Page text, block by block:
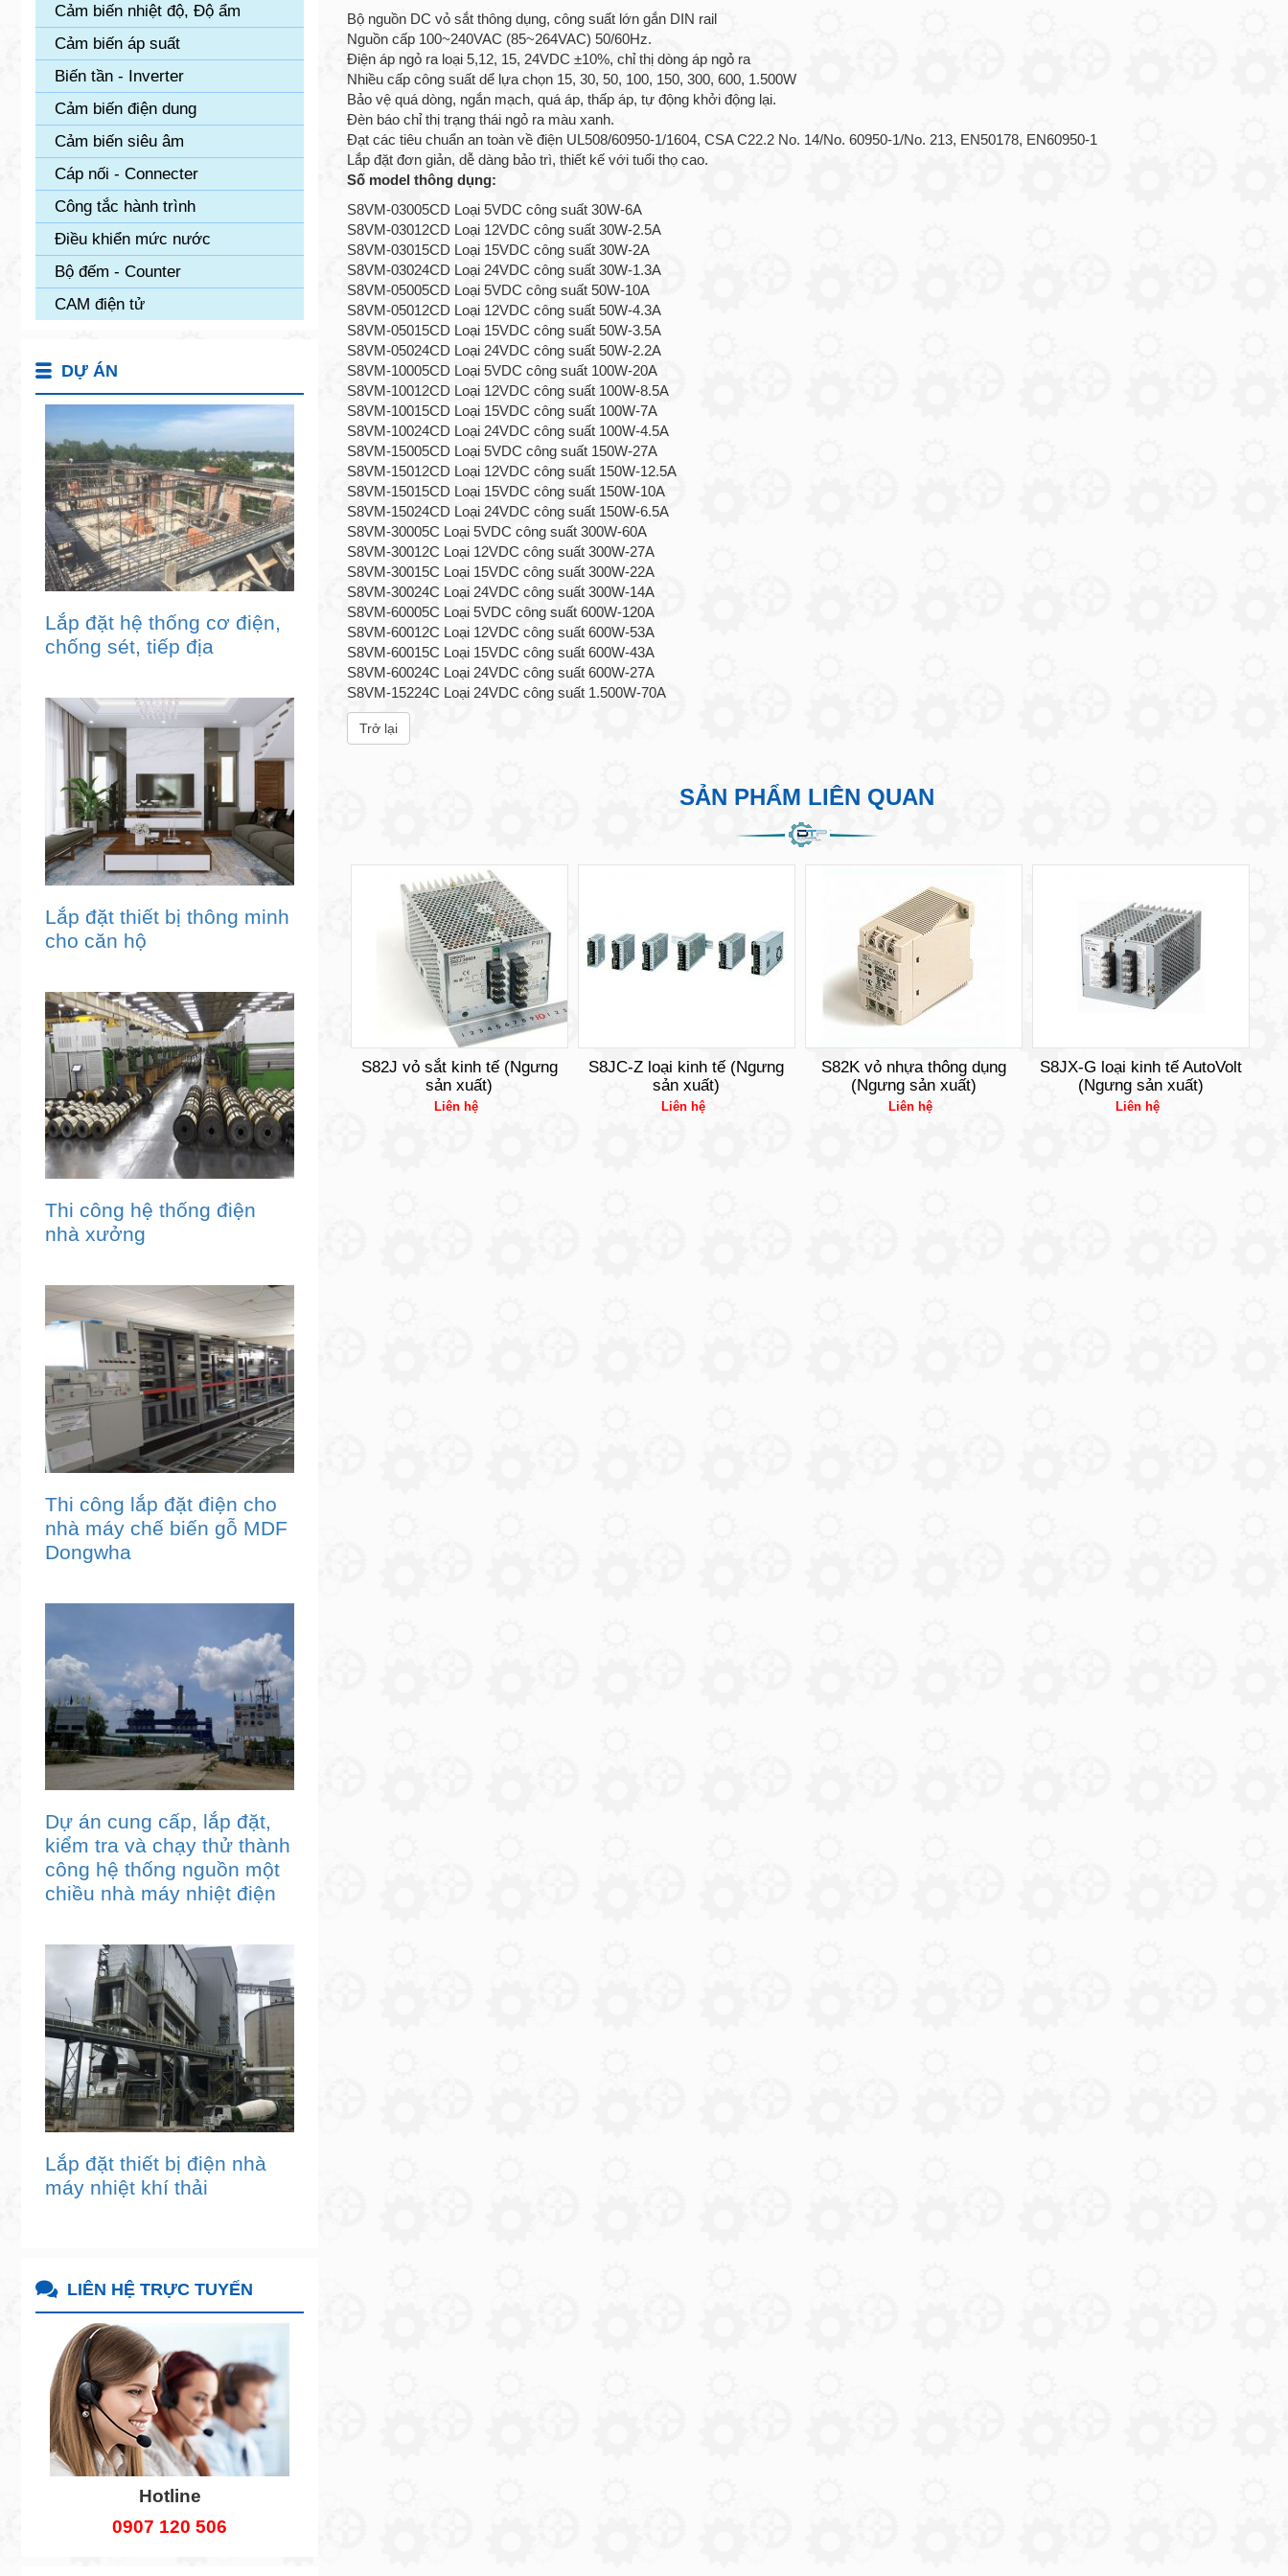
Bộ nguồn DC vỏ sắt thông dụng, công suất lớn gắn DIN rail
Nguồn cấp 100~240VAC (85~264VAC) 50/60Hz.
Điện áp ngỏ ra loại 5,12, 15, 24VDC ±10%, chỉ thị dòng áp ngỏ ra
Nhiều cấp công suất dể lựa chọn 15, 30, 50, 100, 150, 300, 600, 1.500W
Bảo vệ quá dòng, ngắn mạch, quá áp, thấp áp, tự động khởi động lại.
Đèn báo chỉ thị trạng thái ngỏ ra màu xanh.
Đạt các tiêu chuẩn an toàn về điện UL508/60950-1/1604, CSA C22.2 No. 14/No. 60950-1/No. 213, EN50178, EN60950-1
Lắp đặt đơn giản, dễ dàng bảo trì, thiết kế với tuổi thọ cao.
Số model thông dụng:
S8VM-03005CD Loại 5VDC công suất 30W-6A
S8VM-03012CD Loại 12VDC công suất 30W-2.5A
S8VM-03015CD Loại 15VDC công suất 30W-2A
S8VM-03024CD Loại 24VDC công suất 30W-1.3A
S8VM-05005CD Loại 5VDC công suất 50W-10A
S8VM-05012CD Loại 12VDC công suất 50W-4.3A
S8VM-05015CD Loại 15VDC công suất 50W-3.5A
S8VM-05024CD Loại 24VDC công suất 50W-2.2A
S8VM-10005CD Loại 5VDC công suất 100W-20A
S8VM-10012CD Loại 12VDC công suất 100W-8.5A
S8VM-10015CD Loại 15VDC công suất 100W-7A
S8VM-10024CD Loại 24VDC công suất 100W-4.5A
S8VM-15005CD Loại 5VDC công suất 150W-27A
S8VM-15012CD Loại 12VDC công suất 150W-12.5A
S8VM-15015CD Loại 15VDC công suất 150W-10A
S8VM-15024CD Loại 24VDC công suất 150W-6.5A
S8VM-30005C Loại 5VDC công suất 300W-60A
S8VM-30012C Loại 12VDC công suất 300W-27A
S8VM-30015C Loại 15VDC công suất 300W-22A
S8VM-30024C Loại 24VDC công suất 300W-14A
S8VM-60005C Loại 5VDC công suất 600W-120A
S8VM-60012C Loại 12VDC công suất 600W-53A
S8VM-60015C Loại 15VDC công suất 600W-43A
S8VM-60024C Loại 24VDC công suất 600W-27A
S8VM-15224C Loại 24VDC công suất 1.500W-70A
Trở lại
SẢN PHẨM LIÊN QUAN
S82J vỏ sắt kinh tế (Ngưng
sản xuất)
Liên hệ
S8JC-Z loại kinh tế (Ngưng
sản xuất)
Liên hệ
S82K vỏ nhựa thông dụng
(Ngưng sản xuất)
Liên hệ
S8JX-G loại kinh tế AutoVolt
(Ngưng sản xuất)
Liên hệ
Cảm biến nhiệt độ, Độ ẩm
Cảm biến áp suất
Biến tần - Inverter
Cảm biến điện dung
Cảm biến siêu âm
Cáp nối - Connecter
Công tắc hành trình
Điều khiển mức nước
Bộ đếm - Counter
CAM điện tử
DỰ ÁN
Lắp đặt hệ thống cơ điện,
chống sét, tiếp địa
Lắp đặt thiết bị thông minh
cho căn hộ
Thi công hệ thống điện
nhà xưởng
Thi công lắp đặt điện cho
nhà máy chế biến gỗ MDF
Dongwha
Dự án cung cấp, lắp đặt,
kiểm tra và chạy thử thành
công hệ thống nguồn một
chiều nhà máy nhiệt điện
Lắp đặt thiết bị điện nhà
máy nhiệt khí thải
LIÊN HỆ TRỰC TUYẾN
Hotline
0907 120 506